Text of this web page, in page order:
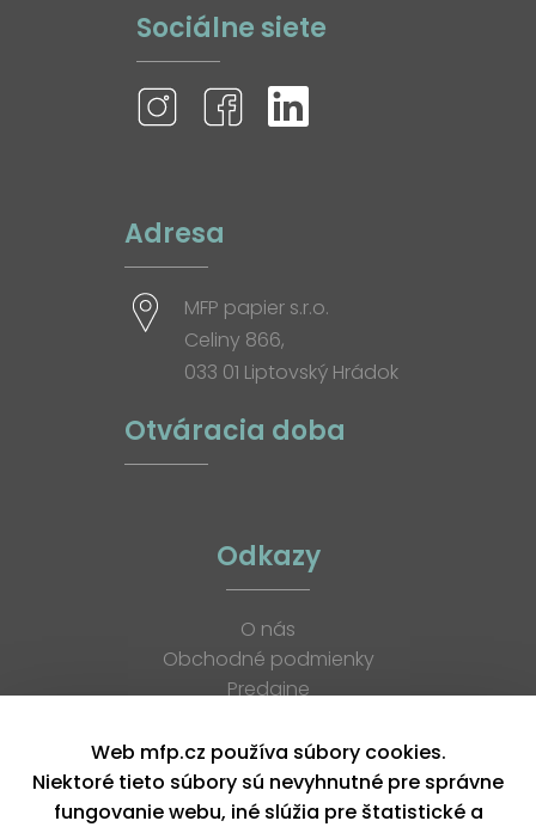
Sociálne siete
Adresa
MFP papier s.r.o.
Celiny 866,
033 01 Liptovský Hrádok
Otváracia doba
Odkazy
O nás
Obchodné podmienky
Predajne
K stiahnutiu
Blog
Kontakt
Web mfp.cz používa súbory cookies.
Niektoré tieto súbory sú nevyhnutné pre správne
fungovanie webu, iné slúžia pre štatistické a